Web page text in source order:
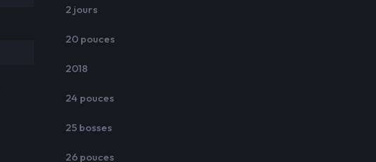
2 jours
20 pouces
2018
24 pouces
25 bosses
26 pouces